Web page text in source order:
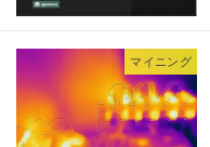
マイニング